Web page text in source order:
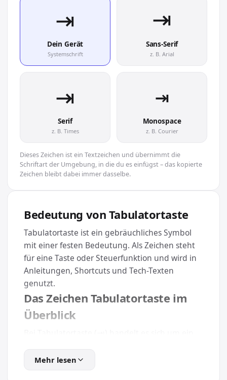
⇥︎
Dein Gerät
Systemschrift
⇥︎
Sans-Serif
z. B. Arial
⇥︎
Serif
z. B. Times
⇥︎
Monospace
z. B. Courier
Dieses Zeichen ist ein Textzeichen und übernimmt die
Schriftart der Umgebung, in die du es einfügst – das kopierte
Zeichen bleibt dabei immer dasselbe.
Bedeutung von Tabulatortaste
Tabulatortaste ist ein gebräuchliches Symbol
mit einer festen Bedeutung. Als Zeichen steht
für eine Taste oder Steuerfunktion und wird in
Anleitungen, Shortcuts und Tech-Texten
genutzt.
Das Zeichen Tabulatortaste im
Überblick
gehört zur Kategorie Tasten & Technik und lässt
Mehr lesen